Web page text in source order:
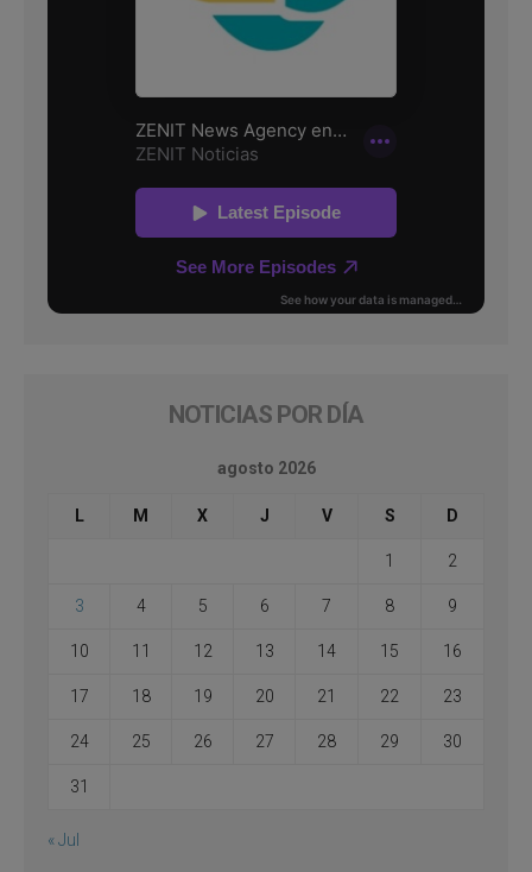
NOTICIAS POR DÍA
agosto 2026
L M X J V S D
1 2
3 4 5 6 7 8 9
10 11 12 13 14 15 16
17 18 19 20 21 22 23
24 25 26 27 28 29 30
31
« Jul